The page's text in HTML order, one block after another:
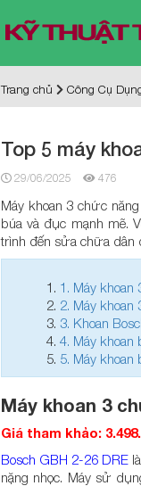
Trang chủ Công Cụ
Top 5 máy
29/06/2025 476
Máy khoan 3 chức
búa và đục mạnh mẽ.
trình đến sửa chữa dân
1. Máy khoan
2. Máy khoan
3. Khoan
4. Máy khoan
5. Máy khoan
Máy khoan 3
Giá tham khảo:
Bosch GBH 2-26 DRE là
nặng nhọc. Máy sử